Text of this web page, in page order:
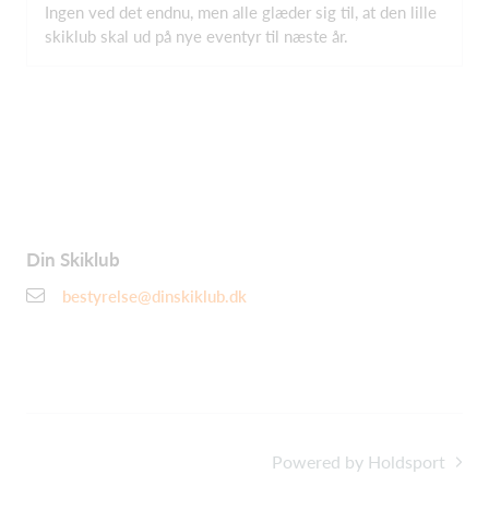
Ingen ved det endnu, men alle glæder sig til, at den lille
skiklub skal ud på nye eventyr til næste år.
Din Skiklub
bestyrelse@dinskiklub.dk
Powered by Holdsport